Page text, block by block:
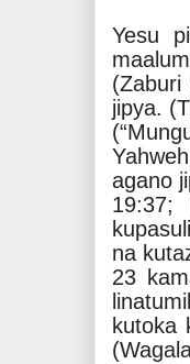
Yesu
(Zaburi
jipya.
agano
19:37;
na
23
kutoka